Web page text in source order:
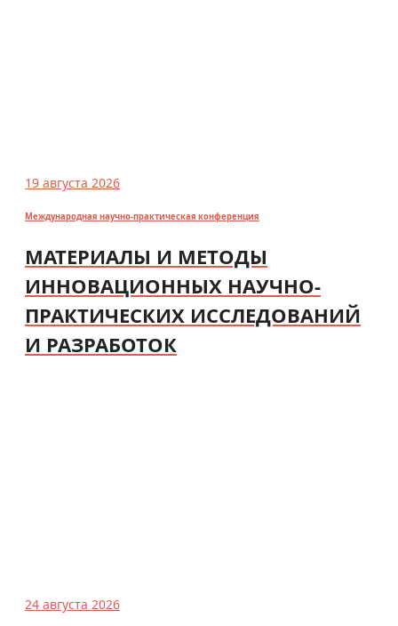
19 августа 2026
Международная научно-практическая конференция
МАТЕРИАЛЫ И МЕТОДЫ
ИННОВАЦИОННЫХ НАУЧНО-
ПРАКТИЧЕСКИХ ИССЛЕДОВАНИЙ
И РАЗРАБОТОК
24 августа 2026